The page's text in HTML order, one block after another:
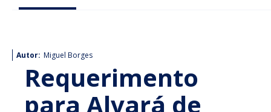
Autor: Miguel Borges
Requerimento
para Alvará de